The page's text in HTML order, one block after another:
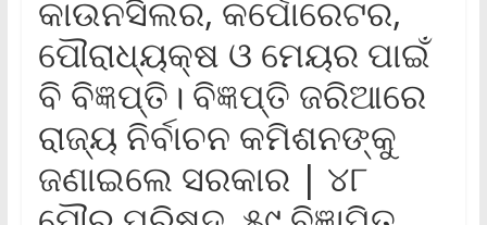
କାଉନସିଲର, କର୍ପୋରେଟର,
ପୌରାଧ୍ୟକ୍ଷ ଓ ମେୟର ପାଇଁ
ବି ବିଜ୍ଞପ୍ତି। ବିଜ୍ଞପ୍ତି ଜରିଆରେ
ରାଜ୍ୟ ନିର୍ବାଚନ କମିଶନଙ୍କୁ
ଜଣାଇଲେ ସରକାର | ୪୮